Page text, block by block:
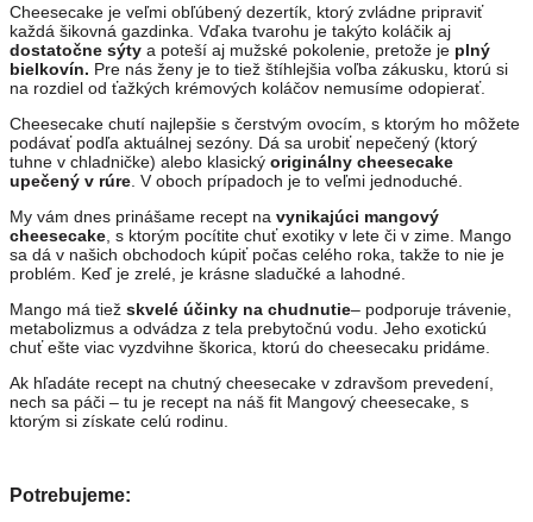
Cheesecake je veľmi obľúbený dezertík, ktorý zvládne pripraviť
každá šikovná gazdinka. Vďaka tvarohu je takýto koláčik aj
dostatočne sýty a poteší aj mužské pokolenie, pretože je plný
bielkovín. Pre nás ženy je to tiež štíhlejšia voľba zákusku, ktorú si
na rozdiel od ťažkých krémových koláčov nemusíme odopierať.
Cheesecake chutí najlepšie s čerstvým ovocím, s ktorým ho môžete
podávať podľa aktuálnej sezóny. Dá sa urobiť nepečený (ktorý
tuhne v chladničke) alebo klasický originálny cheesecake
upečený v rúre . V oboch prípadoch je to veľmi jednoduché.
My vám dnes prinášame recept na vynikajúci mangový
cheesecake , s ktorým pocítite chuť exotiky v lete či v zime. Mango
sa dá v našich obchodoch kúpiť počas celého roka, takže to nie je
problém. Keď je zrelé, je krásne sladučké a lahodné.
Mango má tiež skvelé účinky na chudnutie– podporuje trávenie,
metabolizmus a odvádza z tela prebytočnú vodu. Jeho exotickú
chuť ešte viac vyzdvihne škorica, ktorú do cheesecaku pridáme.
Ak hľadáte recept na chutný cheesecake v zdravšom prevedení,
nech sa páči – tu je recept na náš fit Mangový cheesecake, s
ktorým si získate celú rodinu.
Potrebujeme: